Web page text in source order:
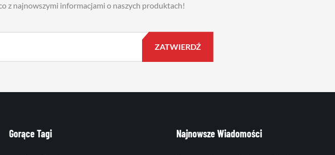
z najnowszymi informacjami o naszych produktach!
Gorące Tagi Najnowsze Wiadomości